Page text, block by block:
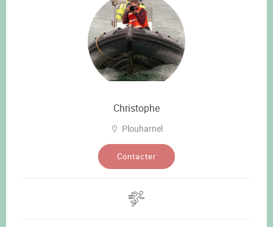
Christophe
Plouharnel
Contacter